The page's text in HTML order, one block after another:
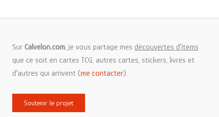
Sur Calvelon.com, je vous partage mes découvertes d'items
que ce soit en cartes TCG, autres cartes, stickers, livres et
d'autres qui arrivent (me contacter).
Soutenir le projet